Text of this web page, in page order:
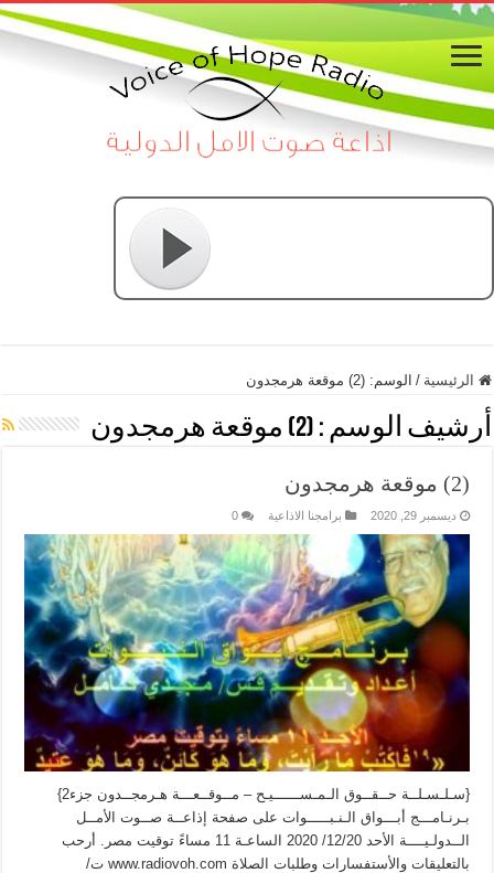
الرئيسية / الوسم: (2) موقعة هرمجدون
أرشيف الوسم : (2) موقعة هرمجدون
(2) موقعة هرمجدون
ديسمبر 29, 2020 برامجنا الاذاعية 0
{سـلـسـلــة حــقــوق الـمـســــــيـح – مــوقــعـــة هـرمجــدون جزء2}
بـرنـامـــج أبـــواق الـنـبـــــوات على صفحة إذاعــة صــوت الأمــل
الــدولـيــــة الأحد 12/20/ 2020 الساعـة 11 مساءً توقيت مصر. أرحب
بالتعليقات والأستفسارات وطلبات الصلاة www.radiovoh.com ت/